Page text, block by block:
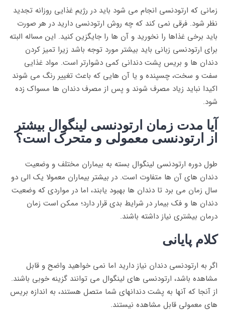
زمانی که ارتودنسی انجام می شود باید در رژیم غذایی روزانه تجدید
نظر شود. فرقی نمی کند که چه روش ارتودنسی دارید در هر صورت
باید برخی غذاها را نخورید و آن ها را جایگزین کنید. این مساله البته
برای ارتودنسی زبانی باید بیشتر مورد توجه باشد زیرا تمیز کردن
دندان ها و بریس پشت دندانی کمی دشوارتر است. مواد غذایی
سفت و سخت، چسپنده و یا آن هایی که باعث تغییر رنگ می شوند
اکیدا نباید زیاد مصرف شوند و پس از مصرف دندان ها مسواک زده
شود.
آیا مدت زمان ارتودنسی لینگوال بیشتر
از ارتودنسی معمولی و متحرک است؟
طول دوره ارتودنسی لینگوال بسته به بیماران مختلف و وضعیت
دندان های آن ها متفاوت است. در بیشتر بیماران معمولا یک الی دو
سال زمان می برد تا دندان ها بهبود یابند، اما در مواردی که وضعیت
دندان ها و فک بیمار در شرایط بدی قرار دارد؛ ممکن است زمان
درمان بیشتری نیاز داشته باشند.
کلام پایانی
اگر به ارتودنسی دندان نیاز دارید اما نمی خواهید واضح و قابل
مشاهده باشد، ارتودنسی های لینگوال می توانند گزینه خوبی باشند.
از آنجا که آنها به پشت دندانهای شما متصل هستند، به اندازه بریس
های معمولی قابل مشاهده نیستند.